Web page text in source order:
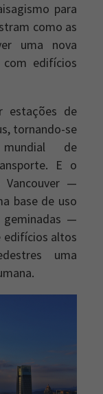
para
como as
uma nova
com edifícios
estações de
tornando-se
de
E o
Vancouver —
base de uso
geminadas —
edifícios altos
uma